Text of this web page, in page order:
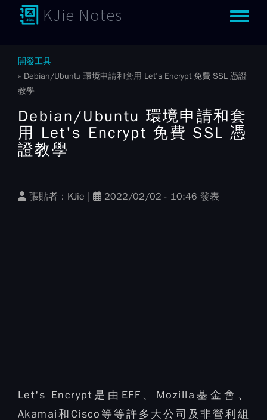
KJie Notes Toggle
開發工具
Debian/Ubuntu 環境申請和套用 Let's Encrypt 免費​ SSL ​​憑證
教學
Debian/Ubuntu 環境申請和套
用 Let's Encrypt 免費​ SSL ​​憑
證教學
張貼者： KJie 2022/02/02 - 10:46 發表
Let's Encrypt是由EFF、Mozilla基金會、
Akamai和Cisco等等許多大公司及非營利組